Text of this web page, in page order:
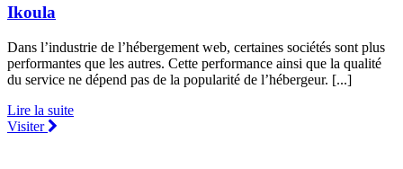
Ikoula
Dans l’industrie de l’hébergement web, certaines sociétés sont plus
performantes que les autres. Cette performance ainsi que la qualité
du service ne dépend pas de la popularité de l’hébergeur. [...]
Lire la suite
Visiter